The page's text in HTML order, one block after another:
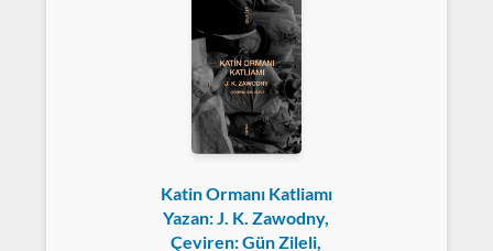
Katin Ormanı Katliamı
Yazan: J. K. Zawodny,
Çeviren: Gün Zileli,